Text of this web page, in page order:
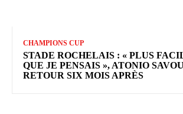
CHAMPIONS CUP
STADE ROCHELAIS : « PLUS
QUE JE PENSAIS », ATONIO
RETOUR SIX MOIS APRÈS